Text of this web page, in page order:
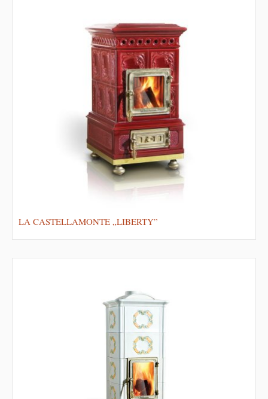
LA CASTELLAMONTE „LIBERTY”